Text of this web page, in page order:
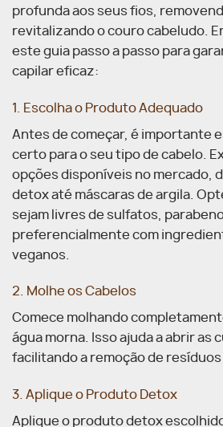
profunda aos seus fios,
revitalizando o couro cabeludo.
este guia passo a passo para
capilar eficaz:
1. Escolha o Produto Adequado
Antes de começar, é importante
certo para o seu tipo de cabelo.
opções disponíveis no mercado,
detox até máscaras de argila.
sejam livres de sulfatos,
preferencialmente com
veganos.
2. Molhe os Cabelos
Comece molhando
água morna. Isso ajuda a abrir as
facilitando a remoção de
3. Aplique o Produto Detox
Aplique o produto detox